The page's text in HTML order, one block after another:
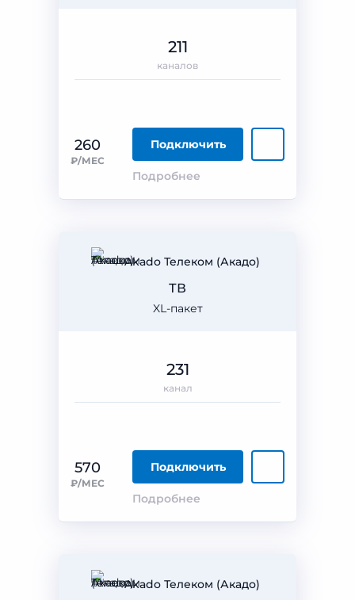
260
₽/МЕС
Подключить
Подробнее
211
каналов
Akado Телеком (Акадо)
XL-пакет
ТВ
570
₽/МЕС
Подключить
Подробнее
231
канал
Akado Телеком (Акадо)